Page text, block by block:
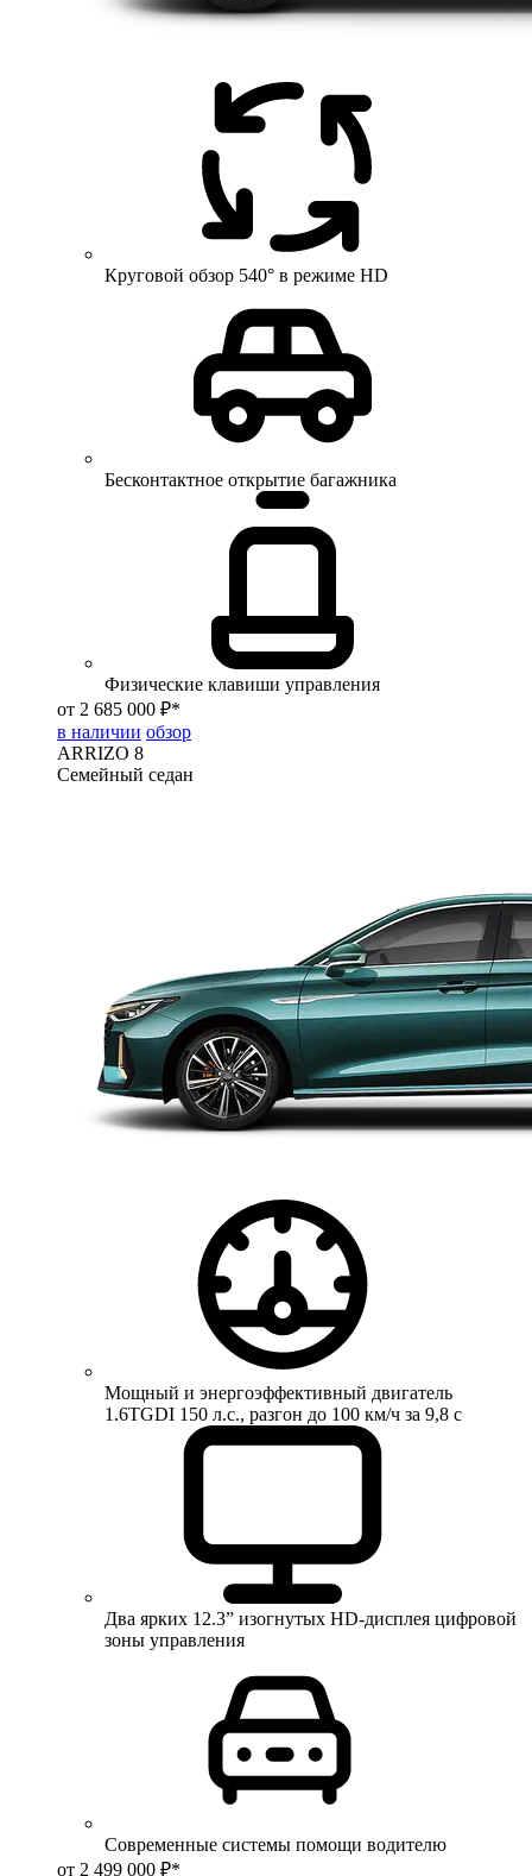
Круговой обзор 540° в режиме HD
Бесконтактное открытие багажника
Физические клавиши управления
от 2 685 000 ₽*
в наличии обзор
ARRIZO 8
Семейный седан
Мощный и энергоэффективный двигатель
1.6TGDI 150 л.с., разгон до 100 км/ч за 9,8 с
Два ярких 12.3” изогнутых HD-дисплея цифровой
зоны управления
Современные системы помощи водителю
от 2 499 000 ₽*